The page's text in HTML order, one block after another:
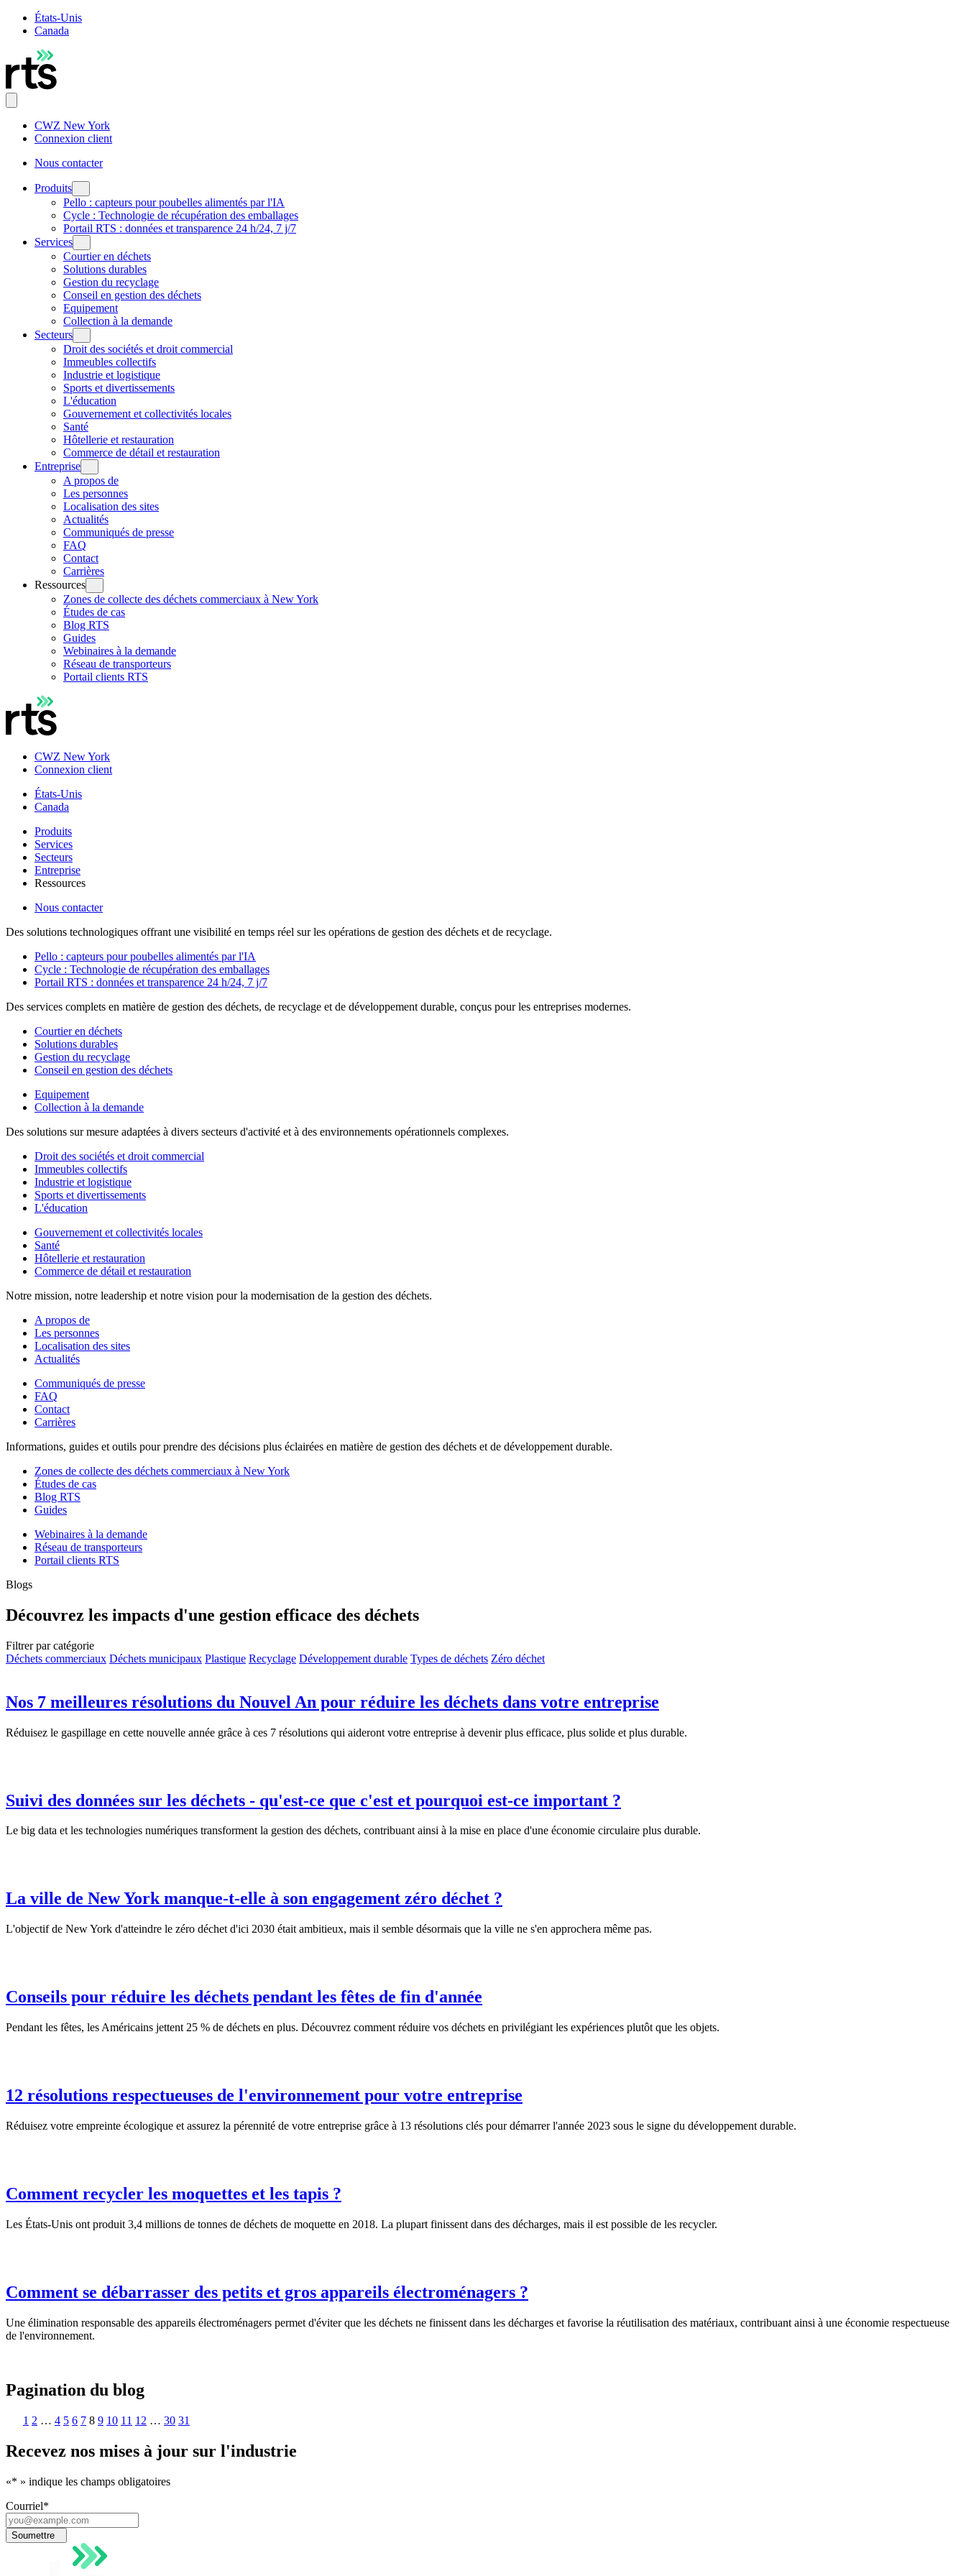
États-Unis
Canada
CWZ New York
Connexion client
Nous contacter
Produits
Pello : capteurs pour poubelles alimentés par l'IA
Cycle : Technologie de récupération des emballages
Portail RTS : données et transparence 24 h/24, 7 j/7
Services
Courtier en déchets
Solutions durables
Gestion du recyclage
Conseil en gestion des déchets
Equipement
Collection à la demande
Secteurs
Droit des sociétés et droit commercial
Immeubles collectifs
Industrie et logistique
Sports et divertissements
L'éducation
Gouvernement et collectivités locales
Santé
Hôtellerie et restauration
Commerce de détail et restauration
Entreprise
A propos de
Les personnes
Localisation des sites
Actualités
Communiqués de presse
FAQ
Contact
Carrières
Ressources
Zones de collecte des déchets commerciaux à New York
Études de cas
Blog RTS
Guides
Webinaires à la demande
Réseau de transporteurs
Portail clients RTS
CWZ New York
Connexion client
États-Unis
Canada
Produits
Services
Secteurs
Entreprise
Ressources
Nous contacter
Des solutions technologiques offrant une visibilité en temps réel sur les opérations de gestion des déchets et de recyclage.
Pello : capteurs pour poubelles alimentés par l'IA
Cycle : Technologie de récupération des emballages
Portail RTS : données et transparence 24 h/24, 7 j/7
Des services complets en matière de gestion des déchets, de recyclage et de développement durable, conçus pour les entreprises modernes.
Courtier en déchets
Solutions durables
Gestion du recyclage
Conseil en gestion des déchets
Equipement
Collection à la demande
Des solutions sur mesure adaptées à divers secteurs d'activité et à des environnements opérationnels complexes.
Droit des sociétés et droit commercial
Immeubles collectifs
Industrie et logistique
Sports et divertissements
L'éducation
Gouvernement et collectivités locales
Santé
Hôtellerie et restauration
Commerce de détail et restauration
Notre mission, notre leadership et notre vision pour la modernisation de la gestion des déchets.
A propos de
Les personnes
Localisation des sites
Actualités
Communiqués de presse
FAQ
Contact
Carrières
Informations, guides et outils pour prendre des décisions plus éclairées en matière de gestion des déchets et de développement durable.
Zones de collecte des déchets commerciaux à New York
Études de cas
Blog RTS
Guides
Webinaires à la demande
Réseau de transporteurs
Portail clients RTS
Blogs
Découvrez les impacts d'une gestion efficace des déchets
Filtrer par catégorie
Déchets commerciaux Déchets municipaux Plastique Recyclage Développement durable Types de déchets Zéro déchet
Nos 7 meilleures résolutions du Nouvel An pour réduire les déchets dans votre entreprise
Réduisez le gaspillage en cette nouvelle année grâce à ces 7 résolutions qui aideront votre entreprise à devenir plus efficace, plus solide et plus durable.
Suivi des données sur les déchets - qu'est-ce que c'est et pourquoi est-ce important ?
Le big data et les technologies numériques transforment la gestion des déchets, contribuant ainsi à la mise en place d'une économie circulaire plus durable.
La ville de New York manque-t-elle à son engagement zéro déchet ?
L'objectif de New York d'atteindre le zéro déchet d'ici 2030 était ambitieux, mais il semble désormais que la ville ne s'en approchera même pas.
Conseils pour réduire les déchets pendant les fêtes de fin d'année
Pendant les fêtes, les Américains jettent 25 % de déchets en plus. Découvrez comment réduire vos déchets en privilégiant les expériences plutôt que les objets.
12 résolutions respectueuses de l'environnement pour votre entreprise
Réduisez votre empreinte écologique et assurez la pérennité de votre entreprise grâce à 13 résolutions clés pour démarrer l'année 2023 sous le signe du développement durable.
Comment recycler les moquettes et les tapis ?
Les États-Unis ont produit 3,4 millions de tonnes de déchets de moquette en 2018. La plupart finissent dans des décharges, mais il est possible de les recycler.
Comment se débarrasser des petits et gros appareils électroménagers ?
Une élimination responsable des appareils électroménagers permet d'éviter que les déchets ne finissent dans les décharges et favorise la réutilisation des matériaux, contribuant ainsi à une économie respectueuse
de l'environnement.
Pagination du blog
1 2 … 4 5 6 7 8 9 10 11 12 … 30 31
Recevez nos mises à jour sur l'industrie
«* » indique les champs obligatoires
Courriel*
Soumettre